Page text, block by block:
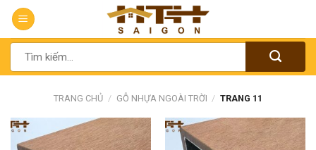
Chuyển
đến
nộiTìm
kiếm:
TRANG CHỦ / GỖ NHỰA NGOÀI TRỜI / TRANG 11